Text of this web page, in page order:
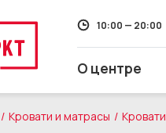
О центре
10:00 — 20:00
Кровати и матрасы Кровати